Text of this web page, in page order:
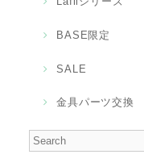
BASE限定
SALE
金具パーツ交換